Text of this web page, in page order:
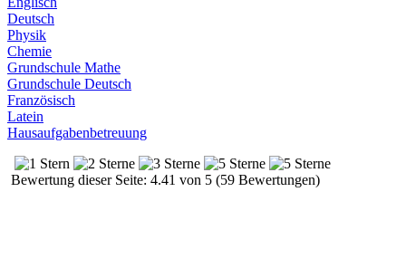
Deutsch
Physik
Chemie
Grundschule Mathe
Grundschule Deutsch
Französisch
Latein
Hausaufgabenbetreuung
Bewertung dieser Seite: 4.41 von 5 (59 Bewertungen)